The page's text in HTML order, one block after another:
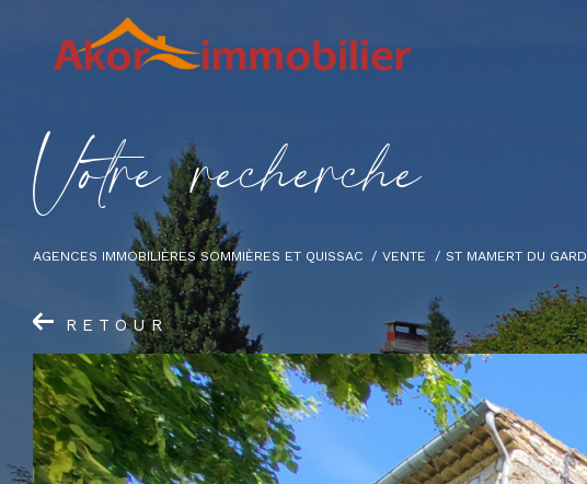
Votre recherche
AGENCES IMMOBILIÈRES SOMMIÈRES ET QUISSAC VENTE ST MAMERT DU GARD
RETOUR